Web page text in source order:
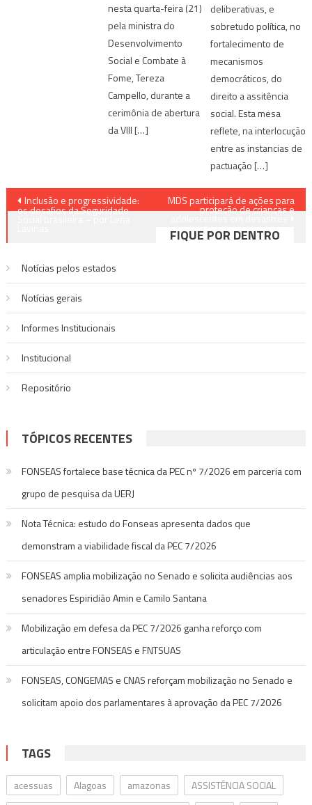
nesta quarta-feira (21)
pela ministra do
Desenvolvimento
Social e Combate à
Fome, Tereza
Campello, durante a
cerimônia de abertura
da VIII […]
deliberativas, e
sobretudo política, no
fortalecimento de
mecanismos
democráticos, do
direito a assitência
social. Esta mesa
reflete, na interlocução
entre as instancias de
pactuação […]
Navegação
Inclusão e progressividade:
os desafios da Seguridade
MDS participará de ações para
proteção de crianças e
FIQUE POR DENTRO
Notícias pelos estados
Notí­cias gerais
Informes Institucionais
Institucional
Repositório
TÓPICOS RECENTES
FONSEAS fortalece base técnica da PEC nº 7/2026 em parceria com
grupo de pesquisa da UERJ
Nota Técnica: estudo do Fonseas apresenta dados que
demonstram a viabilidade fiscal da PEC 7/2026
FONSEAS amplia mobilização no Senado e solicita audiências aos
senadores Espiridião Amin e Camilo Santana
Mobilização em defesa da PEC 7/2026 ganha reforço com
articulação entre FONSEAS e FNTSUAS
FONSEAS, CONGEMAS e CNAS reforçam mobilização no Senado e
solicitam apoio dos parlamentares à aprovação da PEC 7/2026
TAGS
acessuas Alagoas amazonas
ASSISTÊNCIA SOCIAL